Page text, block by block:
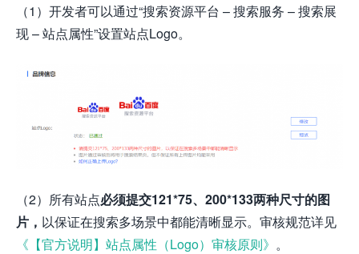
（1）开发者可以通过“搜索资源平台 – 搜索服务 – 搜索展
现 – 站点属性”设置站点Logo。
（2）所有站点必须提交121*75、200*133两种尺寸的图
片， 以保证在搜索多场景中都能清晰显示。审核规范详见
《【官方说明】站点属性（Logo）审核原则》 。